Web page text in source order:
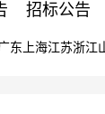
招标公告
东 上海江苏浙江